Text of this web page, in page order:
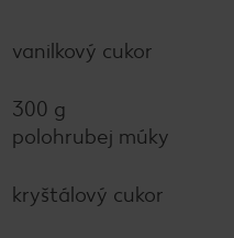
vanilkový cukor
300 g
polohrubej múky
kryštálový cukor